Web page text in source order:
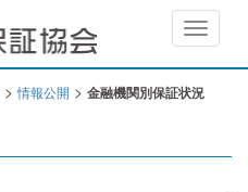
Toggle
>情報公開 > 金融機関別保証状況